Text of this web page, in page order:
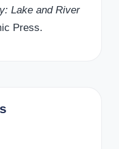
Lake and River
Press.